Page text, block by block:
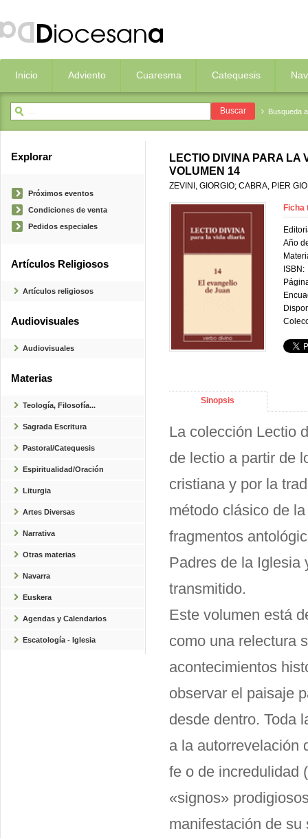
Inicio Adviento Cuaresma Catequesis
Busqueda
Explorar
Próximos eventos
Condiciones de venta
Pedidos especiales
Artículos Religiosos
Artículos religiosos
Audiovisuales
Audiovisuales
Materias
Teología, Filosofía...
Sagrada Escritura
Pastoral/Catequesis
Espiritualidad/Oración
Liturgia
Artes Diversas
Narrativa
Otras materias
Navarra
Euskera
Agendas y Calendarios
Escatología - Iglesia
LECTIO DIVINA PARA LA
VOLUMEN 14
ZEVINI, GIORGIO; CABRA, PIER
Ficha
Año
ISBN:
Sinopsis
La colección Lectio
de lectio a partir de
cristiana y por la
método clásico de
fragmentos
Padres de la Iglesia
transmitido.
Este volumen está
como una relectura
acontecimientos
observar el paisaje
desde dentro. Toda
a la autorrevelación
fe o de incredulidad
«signos»
manifestación de